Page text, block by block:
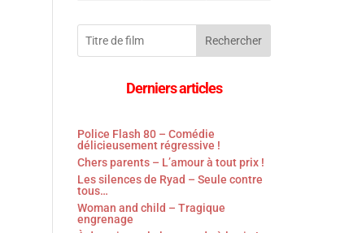
Rechercher
Derniers articles
Police Flash 80 – Comédie
délicieusement régressive !
Chers parents – L’amour à tout prix !
Les silences de Ryad – Seule contre
tous…
Woman and child – Tragique
engrenage